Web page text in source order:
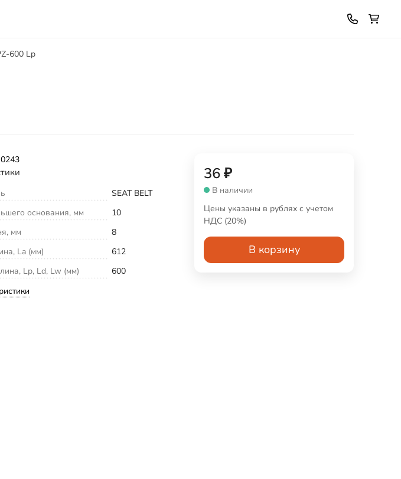
600 Lp
SEAT BELT
основания, мм
10
мм
8
La (мм)
612
Lp, Ld, Lw (мм)
600
36₽
В наличии
Цены указаны в рублях с учетом
НДС (20%)
В корзину